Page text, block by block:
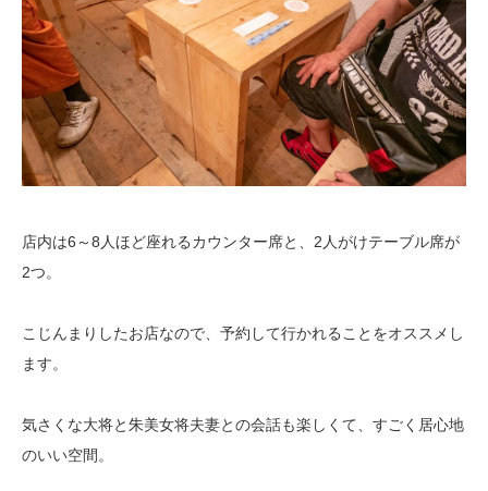
店内は6～8人ほど座れるカウンター席と、2人がけテーブル席が
2つ。
こじんまりしたお店なので、予約して行かれることをオススメし
ます。
気さくな大将と朱美女将夫妻との会話も楽しくて、すごく居心地
のいい空間。